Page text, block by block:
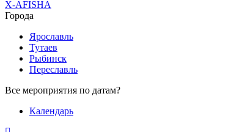
X-AFISHA
Города
Ярославль
Тутаев
Рыбинск
Переславль
Все мероприятия по датам?
Календарь